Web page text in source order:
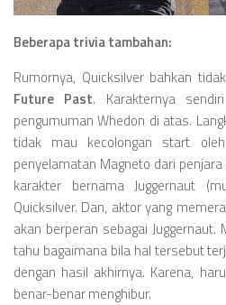
Beberapa trivia tambahan:
Rumornya, Quicksilver bahkan
Future Past. Karakternya
pengumuman Whedon di atas.
tidak mau kecolongan start
penyelamatan Magneto dari
karakter bernama Juggernaut
Quicksilver. Dan, aktor yang
akan berperan sebagai
tahu bagaimana bila hal tersebut
dengan hasil akhirnya. Karena,
benar-benar menghibur.